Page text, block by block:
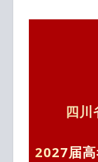
四川
2027届